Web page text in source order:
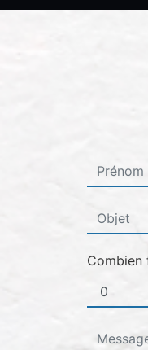
Combien